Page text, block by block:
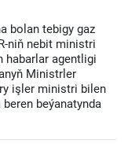
bolan tebigy gaz
niň nebit ministri
habarlar agentligi
Ministrler
işler ministri bilen
beýanatynda